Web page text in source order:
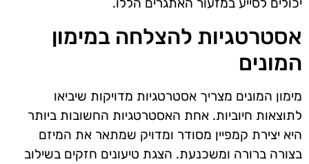
יכולים לסייע במזעור האתגרים הללו.
אסטרטגיות להצלחה במימון
המונים
מימון המונים מצריך אסטרטגיות מדויקות שיביאו
לתוצאות חיוביות. אחת האסטרטגיות החשובות ביותר
היא יצירת קמפיין מסודר ומדויק שמתאר את המיזם
בצורה ברורה ומשכנעת. הצגת טיעונים חזקים בשילוב